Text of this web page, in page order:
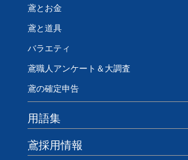
鳶とお金
鳶と道具
バラエティ
鳶職人アンケート＆大調査
鳶の確定申告
用語集
鳶採用情報